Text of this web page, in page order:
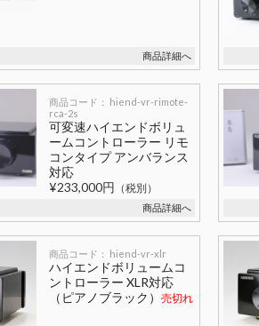
商品詳細へ
商品コード： hiend-vr-rimote-
rca-2s
可変速ハイエンドボリュ
ームコントローラー リモ
コンタイプ アンバランス
対応
¥233,000円 （税別）
商品詳細へ
商品コード： hiend-vr-xlr
ハイエンドボリュームコ
ントローラー XLR対応
（ピアノブラック） 売切れ